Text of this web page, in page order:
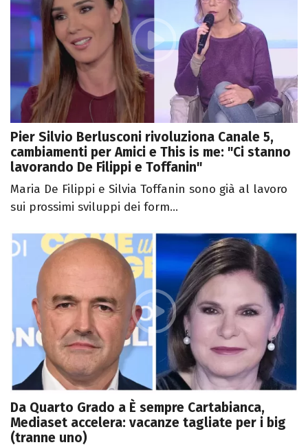
Pier Silvio Berlusconi rivoluziona Canale 5,
cambiamenti per Amici e This is me: "Ci stanno
lavorando De Filippi e Toffanin"
Maria De Filippi e Silvia Toffanin sono già al lavoro
sui prossimi sviluppi dei form...
Da Quarto Grado a È sempre Cartabianca,
Mediaset accelera: vacanze tagliate per i big
(tranne uno)